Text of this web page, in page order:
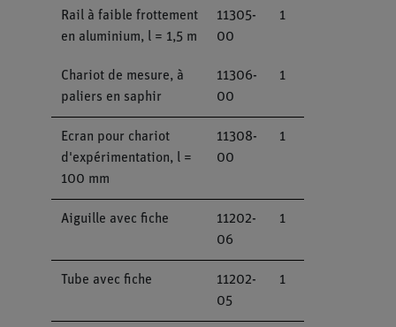
Rail à faible frottement
en aluminium, l = 1,5 m
11305-
00
1
Chariot de mesure, à
paliers en saphir
11306-
00
1
Ecran pour chariot
d'expérimentation, l =
100 mm
11308-
00
1
Aiguille avec fiche
11202-
06
1
Tube avec fiche
11202-
05
1